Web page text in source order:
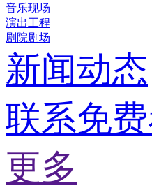
音乐现场
演出工程
剧院剧场
新闻动态
联系免
更多